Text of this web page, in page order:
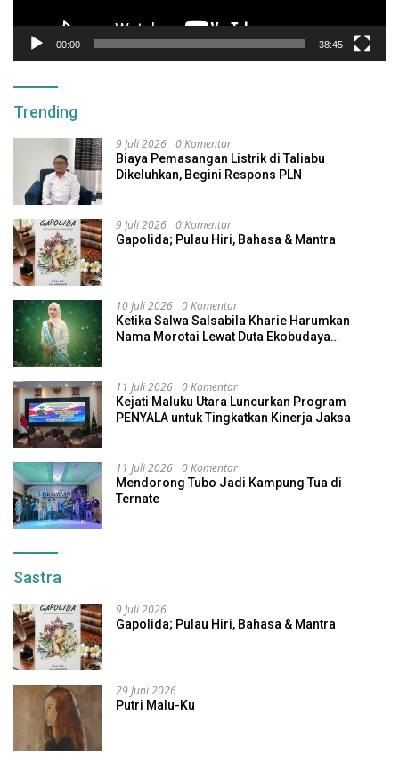
00:00 38:45
Trending
9 Juli 2026 0 Komentar
Biaya Pemasangan Listrik di Taliabu
Dikeluhkan, Begini Respons PLN
9 Juli 2026 0 Komentar
Gapolida; Pulau Hiri, Bahasa & Mantra
10 Juli 2026 0 Komentar
Ketika Salwa Salsabila Kharie Harumkan
Nama Morotai Lewat Duta Ekobudaya
11 Juli 2026 0 Komentar
Kejati Maluku Utara Luncurkan Program
PENYALA untuk Tingkatkan Kinerja Jaksa
11 Juli 2026 0 Komentar
Mendorong Tubo Jadi Kampung Tua di
Ternate
Sastra
9 Juli 2026
Gapolida; Pulau Hiri, Bahasa & Mantra
29 Juni 2026
Putri Malu-Ku